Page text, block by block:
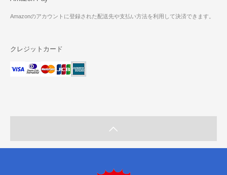
Amazonのアカウントに登録された配送先や支払い方法を利用して決済できます。
クレジットカード